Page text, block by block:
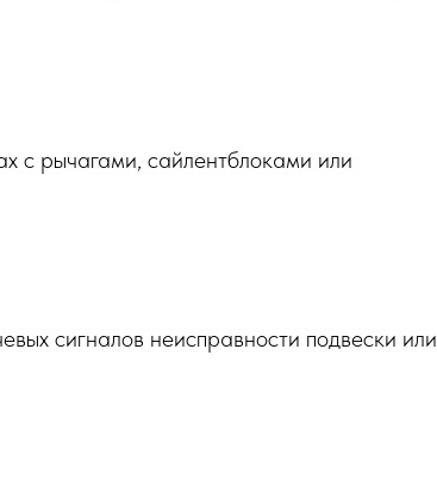
с рычагами, сайлентблоками или
сигналов неисправности подвески или